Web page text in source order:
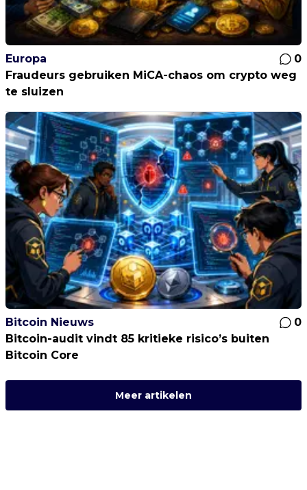
Europa
0
Fraudeurs gebruiken MiCA-chaos om crypto weg
te sluizen
Bitcoin Nieuws
0
Bitcoin-audit vindt 85 kritieke risico’s buiten
Bitcoin Core
Meer artikelen